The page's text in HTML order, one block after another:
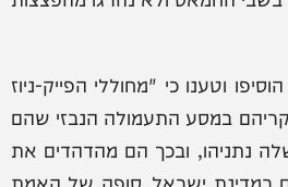
וטענו כי "מחוללי הפייק-ניוז
במסע התעמולה הנבזי שהם
נתניהו, ובכך הם מהדהדים את